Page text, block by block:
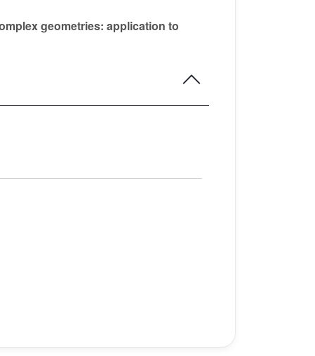
geometries: application to